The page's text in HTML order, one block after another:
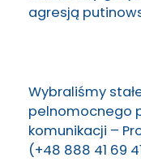
agresją
Wybraliśmy
pelnomocnego
komunikacji –
(+48 888 41 69